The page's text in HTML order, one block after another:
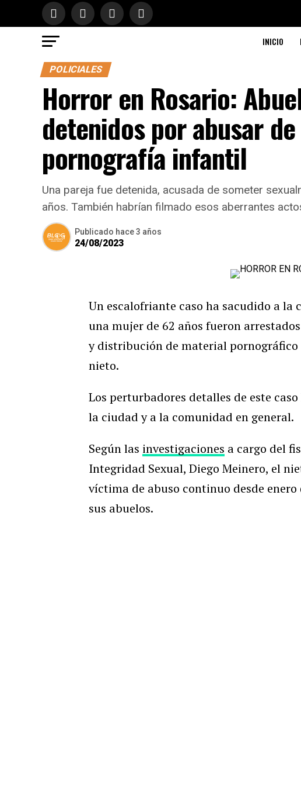
INICIO
POLICIALES
Horror en Rosario:
detenidos por abusar
pornografía infantil
Una pareja fue detenida, acusada de someter
años. También habrían filmado esos aberrantes
Publicado hace 3 años
24/08/2023
Un escalofriante caso ha sacudido a la
una mujer de 62 años fueron
y distribución de material
nieto.
Los perturbadores detalles de este
la ciudad y a la comunidad en general.
Según las investigaciones a cargo del
Integridad Sexual, Diego Meinero, el
víctima de abuso continuo desde
sus abuelos.